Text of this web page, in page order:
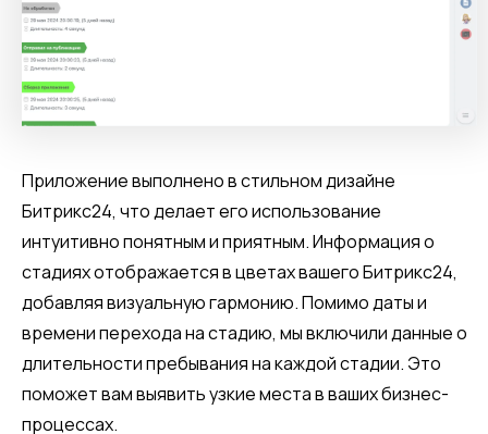
Приложение выполнено в стильном дизайне
Битрикс24, что делает его использование
интуитивно понятным и приятным. Информация о
стадиях отображается в цветах вашего Битрикс24,
добавляя визуальную гармонию. Помимо даты и
времени перехода на стадию, мы включили данные о
длительности пребывания на каждой стадии. Это
поможет вам выявить узкие места в ваших бизнес-
процессах.